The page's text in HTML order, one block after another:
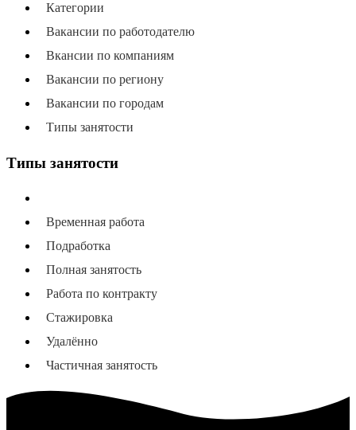
Категории
Вакансии по работодателю
Вкансии по компаниям
Вакансии по региону
Вакансии по городам
Типы занятости
Типы занятости
Временная работа
Подработка
Полная занятость
Работа по контракту
Стажировка
Удалённо
Частичная занятость